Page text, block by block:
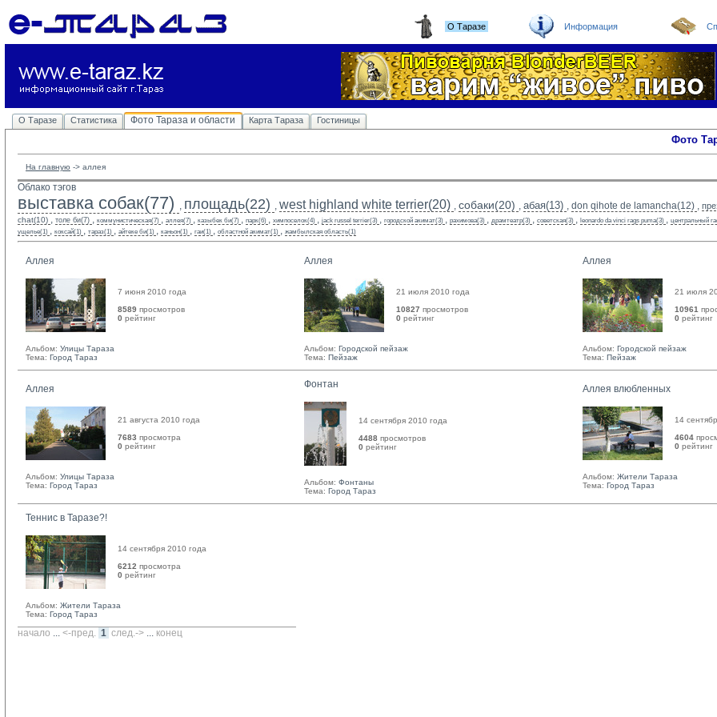
О Таразе Информация
О Таразе Статистика Фото Тараза и области Карта Тараза Гостиницы
Фото
На главную -> аллея
Облако тэгов
выставка собак(77) , площадь(22) , west highland white terrier(20) , собаки(20) , абая(13) , don qihote de lamancha(12) ,
chat(10) , толе би(7) , коммунистическая(7) , аллея(7) , казыбек би(7) , парк(6) , химпоселок(4) , jack russel terrier(3) , городской акимат(3) , рахимова(3) , драмтеатр(3) , советская(3) , leonardo da vinci rags puma(3) , центральный
ущелье(1) , коксай(1) , тараз(1) , айтеке би(1) , каньон(1) , гаи(1) , областной акимат(1) , жамбылская область(1)
Аллея
7 июня 2010 года
8589 просмотров
0 рейтинг
Альбом: Улицы Тараза
Тема: Город Тараз
Аллея
21 июля 2010 года
10827 просмотров
0 рейтинг
Альбом: Городской пейзаж
Тема: Пейзаж
Аллея
21 июля
10961
0 рейтинг
Альбом: Городской пейзаж
Тема: Пейзаж
Аллея
21 августа 2010 года
7683 просмотра
0 рейтинг
Альбом: Улицы Тараза
Тема: Город Тараз
Фонтан
14 сентября 2010 года
4488 просмотров
0 рейтинг
Альбом: Фонтаны
Тема: Город Тараз
Аллея влюбленных
14
4604
0 рейтинг
Альбом: Жители Тараза
Тема: Город Тараз
Теннис в Таразе?!
14 сентября 2010 года
6212 просмотра
0 рейтинг
Альбом: Жители Тараза
Тема: Город Тараз
начало ... <-пред. 1 след.-> ... конец